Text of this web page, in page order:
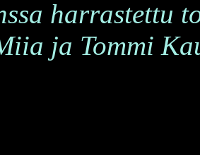
harrastettu
ja Tommi